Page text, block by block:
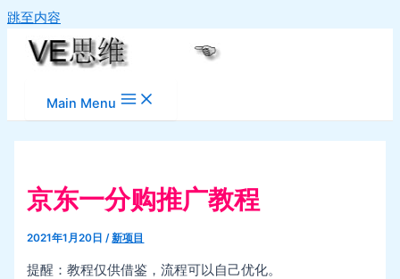
跳至内容
Main Menu
京东一分购推广教程
2021年1月20日/新项目
提醒：教程仅供借鉴，流程可以自己优化。